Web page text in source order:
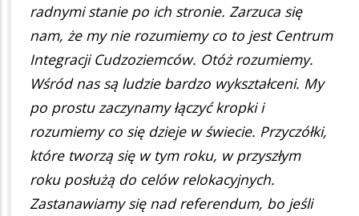
radnymi stanie po ich stronie. Zarzuca się
nam, że my nie rozumiemy co to jest Centrum
Integracji Cudzoziemców. Otóż rozumiemy.
Wśród nas są ludzie bardzo wykształceni. My
po prostu zaczynamy łączyć kropki i
rozumiemy co się dzieje w świecie. Przyczółki,
które tworzą się w tym roku, w przyszłym
roku posłużą do celów relokacyjnych.
Zastanawiamy się nad referendum, bo jeśli